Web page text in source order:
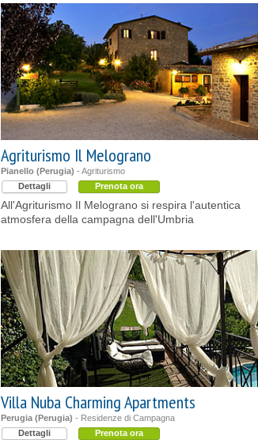
Agriturismo Il Melograno
Pianello (Perugia) - Agriturismo
Dettagli
Prenota ora
All'Agriturismo Il Melograno si respira l'autentica
atmosfera della campagna dell'Umbria
Villa Nuba Charming Apartments
Perugia (Perugia) - Residenze di Campagna
Dettagli
Prenota ora